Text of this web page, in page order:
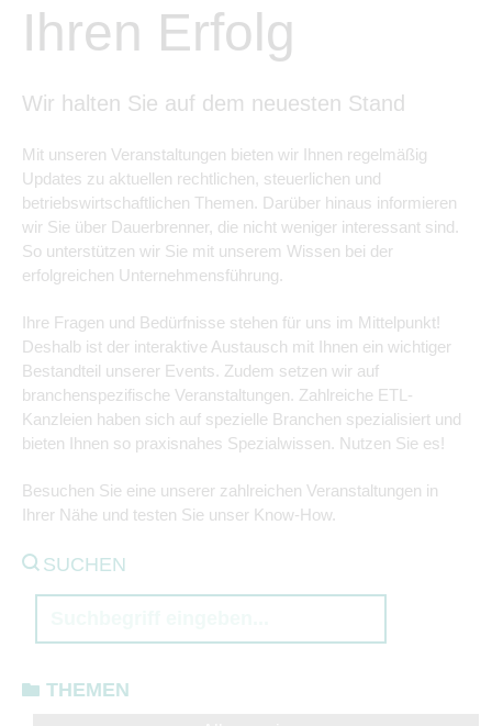
Ihren Erfolg
Wir halten Sie auf dem neuesten Stand
Mit unseren Veranstaltungen bieten wir Ihnen regelmäßig
Updates zu aktuellen rechtlichen, steuerlichen und
betriebswirtschaftlichen Themen. Darüber hinaus informieren
wir Sie über Dauerbrenner, die nicht weniger interessant sind.
So unterstützen wir Sie mit unserem Wissen bei der
erfolgreichen Unternehmensführung.
Ihre Fragen und Bedürfnisse stehen für uns im Mittelpunkt!
Deshalb ist der interaktive Austausch mit Ihnen ein wichtiger
Bestandteil unserer Events. Zudem setzen wir auf
branchenspezifische Veranstaltungen. Zahlreiche ETL-
Kanzleien haben sich auf spezielle Branchen spezialisiert und
bieten Ihnen so praxisnahes Spezialwissen. Nutzen Sie es!
Besuchen Sie eine unserer zahlreichen Veranstaltungen in
Ihrer Nähe und testen Sie unser Know-How.
SUCHEN
THEMEN